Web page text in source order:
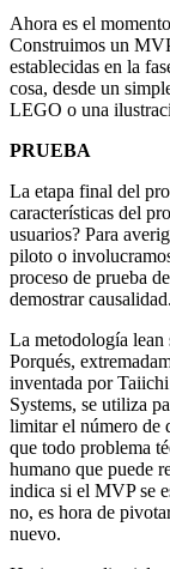
Ahora es el
Construimos un
establecidas en la
cosa, desde un
LEGO o una
PRUEBA
La etapa final del
características del
usuarios? Para
piloto o
proceso de prueba
demostrar causalidad.
La metodología lean
Porqués,
inventada por
Systems, se utiliza
limitar el número de
que todo problema
humano que puede
indica si el MVP se
no, es hora de
nuevo.